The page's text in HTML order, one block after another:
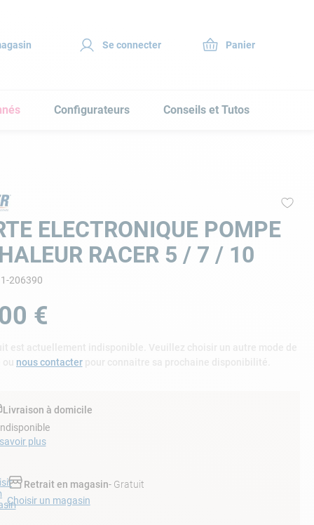
Se connecter
Configurateurs Conseils et Tutos
ELECTRONIQUE POMPE
RACER 5 / 7 / 10
206390
€
nous contacterpour connaitre sa prochaine disponibilité.
Livraison à domicile
plus
Retrait en magasin- Gratuit
Choisir un magasin